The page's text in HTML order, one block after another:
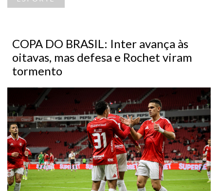
COPA DO BRASIL: Inter avança às
oitavas, mas defesa e Rochet viram
tormento